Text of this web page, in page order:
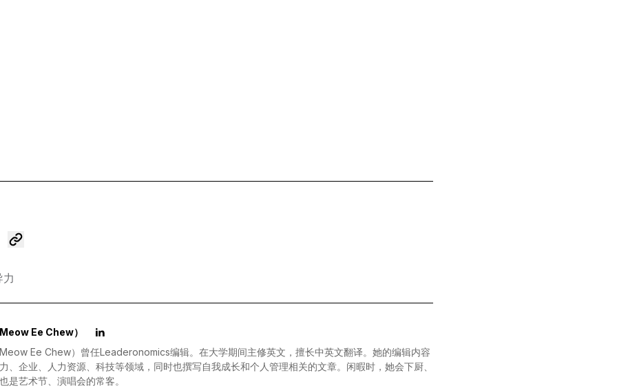
力
Ee Chew）
Ee Chew）曾任Leaderonomics编辑。在大学期间主修英文，擅长中英文翻译。她的编辑内容
、企业、人力资源、科技等领域，同时也撰写自我成长和个人管理相关的文章。闲暇时，她会下厨、
是艺术节、演唱会的常客。